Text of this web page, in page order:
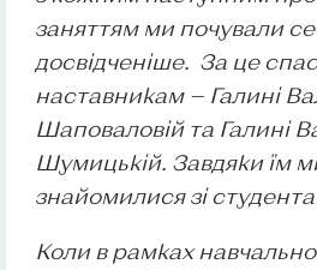
заняттям ми почували
досвідченіше. За це
наставникам — Галині
Шаповаловій та Галині
Шумицькій. Завдяки їм
знайомилися зі
Коли в рамках